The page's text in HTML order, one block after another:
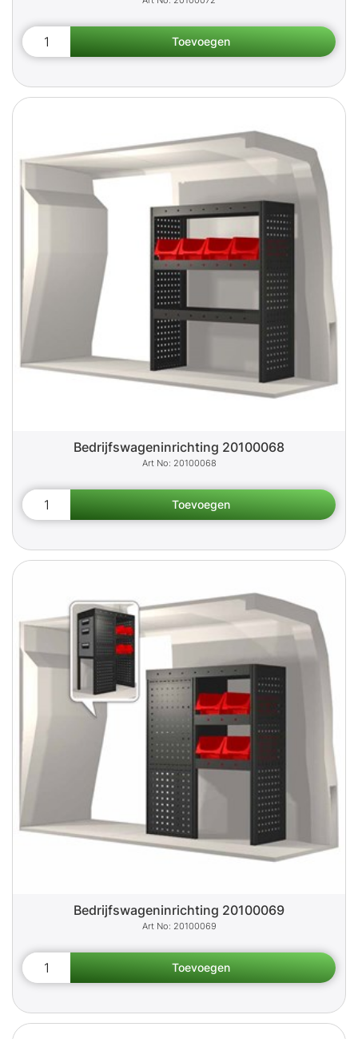
Bedrijfswageninrichting 20100068
20100068
Bedrijfswageninrichting 20100069
20100069